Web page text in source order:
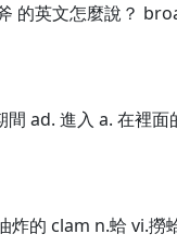
英文怎麼說？
ad. 進入 a. 在裡
的 clam n.蛤 vi.